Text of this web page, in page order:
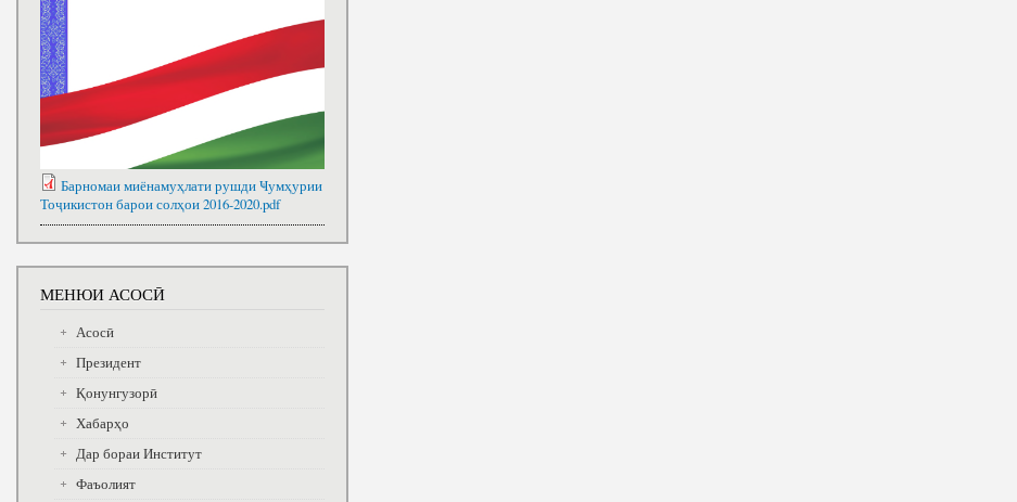
Барномаи миёнамуҳлати рушди Ҹумҳурии
Тоҷикистон барои солҳои 2016-2020.pdf
МЕНЮИ АСОСӢ
Асосӣ
Президент
Қонунгузорӣ
Хабарҳо
Дар бораи Институт
Фаъолият